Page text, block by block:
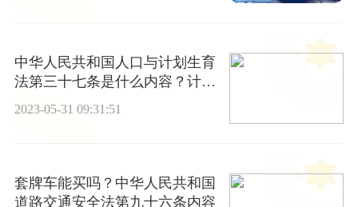
中华人民共和国人口与计划生育
法第三十七条是什么内容？计划
2023-05-31 09:31:51
套牌车能买吗？中华人民共和国
道路交通安全法第九十六条内容